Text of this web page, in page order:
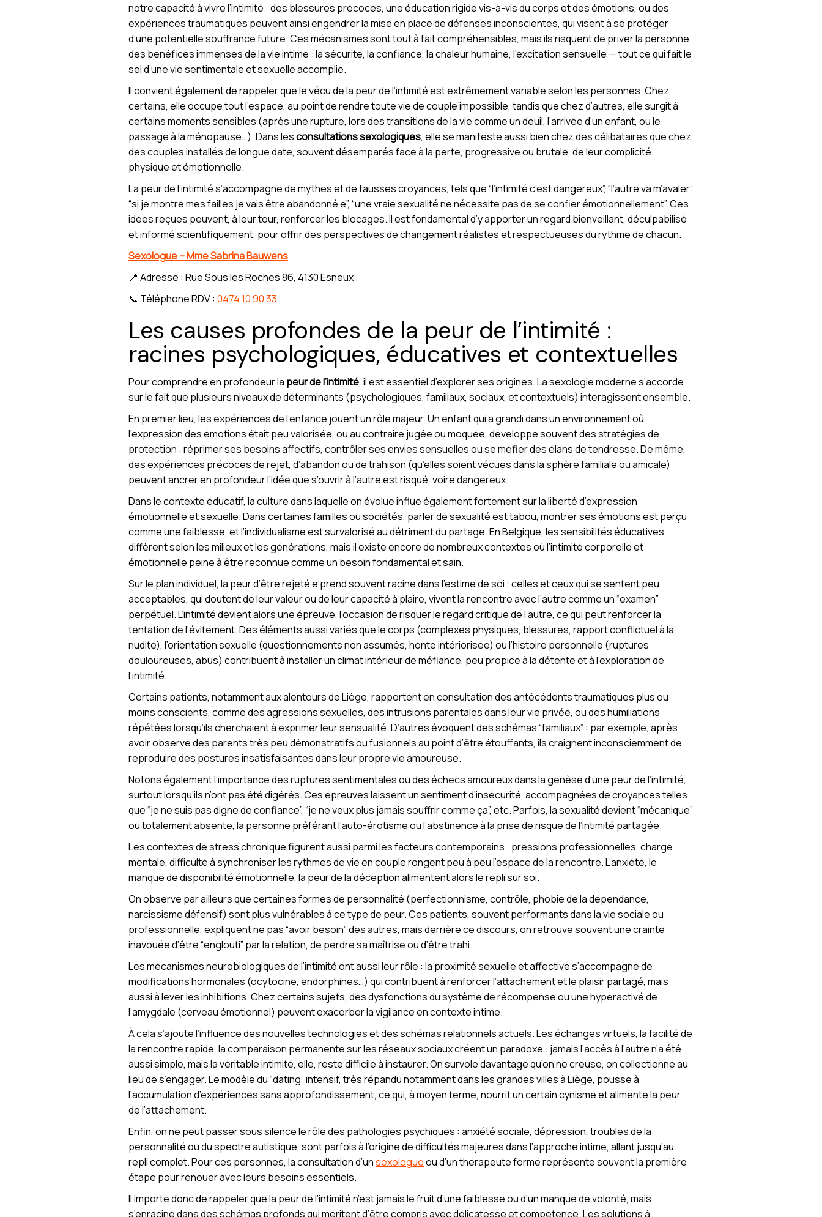
notre capacité à vivre l’intimité : des blessures précoces, une éducation rigide vis-à-vis du corps et des émotions, ou des
expériences traumatiques peuvent ainsi engendrer la mise en place de défenses inconscientes, qui visent à se protéger
d’une potentielle souffrance future. Ces mécanismes sont tout à fait compréhensibles, mais ils risquent de priver la personne
des bénéfices immenses de la vie intime : la sécurité, la confiance, la chaleur humaine, l’excitation sensuelle — tout ce qui fait le
sel d’une vie sentimentale et sexuelle accomplie.
Il convient également de rappeler que le vécu de la peur de l’intimité est extrêmement variable selon les personnes. Chez
certains, elle occupe tout l’espace, au point de rendre toute vie de couple impossible, tandis que chez d’autres, elle surgit à
certains moments sensibles (après une rupture, lors des transitions de la vie comme un deuil, l’arrivée d’un enfant, ou le
passage à la ménopause…). Dans lesconsultations sexologiques, elle se manifeste aussi bien chez des célibataires que chez
des couples installés de longue date, souvent désemparés face à la perte, progressive ou brutale, de leur complicité
physique et émotionnelle.
La peur de l’intimité s’accompagne de mythes et de fausses croyances, tels que “l’intimité c’est dangereux”, “l’autre va m’avaler”,
“si je montre mes failles je vais être abandonné·e”, “une vraie sexualité ne nécessite pas de se confier émotionnellement”. Ces
idées reçues peuvent, à leur tour, renforcer les blocages. Il est fondamental d’y apporter un regard bienveillant, déculpabilisé
et informé scientifiquement, pour offrir des perspectives de changement réalistes et respectueuses du rythme de chacun.
Sexologue – Mme Sabrina Bauwens
📍 Adresse : Rue Sous les Roches 86, 4130 Esneux
📞 Téléphone RDV : 0474 10 90 33
Les causes profondes de la peur de l’intimité :
racines psychologiques, éducatives et contextuelles
Pour comprendre en profondeur la peur de l’intimité, il est essentiel d’explorer ses origines. La sexologie moderne s’accorde
sur le fait que plusieurs niveaux de déterminants (psychologiques, familiaux, sociaux, et contextuels) interagissent ensemble.
En premier lieu, les expériences de l’enfance jouent un rôle majeur. Un enfant qui a grandi dans un environnement où
l’expression des émotions était peu valorisée, ou au contraire jugée ou moquée, développe souvent des stratégies de
protection : réprimer ses besoins affectifs, contrôler ses envies sensuelles ou se méfier des élans de tendresse. De même,
des expériences précoces de rejet, d’abandon ou de trahison (qu’elles soient vécues dans la sphère familiale ou amicale)
peuvent ancrer en profondeur l’idée que s’ouvrir à l’autre est risqué, voire dangereux.
Dans le contexte éducatif, la culture dans laquelle on évolue influe également fortement sur la liberté d’expression
émotionnelle et sexuelle. Dans certaines familles ou sociétés, parler de sexualité est tabou, montrer ses émotions est perçu
comme une faiblesse, et l’individualisme est survalorisé au détriment du partage. En Belgique, les sensibilités éducatives
diffèrent selon les milieux et les générations, mais il existe encore de nombreux contextes où l’intimité corporelle et
émotionnelle peine à être reconnue comme un besoin fondamental et sain.
Sur le plan individuel, la peur d’être rejeté·e prend souvent racine dans l’estime de soi : celles et ceux qui se sentent peu
acceptables, qui doutent de leur valeur ou de leur capacité à plaire, vivent la rencontre avec l’autre comme un “examen”
perpétuel. L’intimité devient alors une épreuve, l’occasion de risquer le regard critique de l’autre, ce qui peut renforcer la
tentation de l’évitement. Des éléments aussi variés que le corps (complexes physiques, blessures, rapport conflictuel à la
nudité), l’orientation sexuelle (questionnements non assumés, honte intériorisée) ou l’histoire personnelle (ruptures
douloureuses, abus) contribuent à installer un climat intérieur de méfiance, peu propice à la détente et à l’exploration de
l’intimité.
Certains patients, notamment aux alentours de Liège, rapportent en consultation des antécédents traumatiques plus ou
moins conscients, comme des agressions sexuelles, des intrusions parentales dans leur vie privée, ou des humiliations
répétées lorsqu’ils cherchaient à exprimer leur sensualité. D’autres évoquent des schémas “familiaux” : par exemple, après
avoir observé des parents très peu démonstratifs ou fusionnels au point d’être étouffants, ils craignent inconsciemment de
reproduire des postures insatisfaisantes dans leur propre vie amoureuse.
Notons également l’importance des ruptures sentimentales ou des échecs amoureux dans la genèse d’une peur de l’intimité,
surtout lorsqu’ils n’ont pas été digérés. Ces épreuves laissent un sentiment d’insécurité, accompagnées de croyances telles
que “je ne suis pas digne de confiance”, “je ne veux plus jamais souffrir comme ça”, etc. Parfois, la sexualité devient “mécanique”
ou totalement absente, la personne préférant l’auto-érotisme ou l’abstinence à la prise de risque de l’intimité partagée.
Les contextes de stress chronique figurent aussi parmi les facteurs contemporains : pressions professionnelles, charge
mentale, difficulté à synchroniser les rythmes de vie en couple rongent peu à peu l’espace de la rencontre. L’anxiété, le
manque de disponibilité émotionnelle, la peur de la déception alimentent alors le repli sur soi.
On observe par ailleurs que certaines formes de personnalité (perfectionnisme, contrôle, phobie de la dépendance,
narcissisme défensif) sont plus vulnérables à ce type de peur. Ces patients, souvent performants dans la vie sociale ou
professionnelle, expliquent ne pas “avoir besoin” des autres, mais derrière ce discours, on retrouve souvent une crainte
inavouée d’être “englouti” par la relation, de perdre sa maîtrise ou d’être trahi.
Les mécanismes neurobiologiques de l’intimité ont aussi leur rôle : la proximité sexuelle et affective s’accompagne de
modifications hormonales (ocytocine, endorphines…) qui contribuent à renforcer l’attachement et le plaisir partagé, mais
aussi à lever les inhibitions. Chez certains sujets, des dysfonctions du système de récompense ou une hyperactivé de
l’amygdale (cerveau émotionnel) peuvent exacerber la vigilance en contexte intime.
À cela s’ajoute l’influence des nouvelles technologies et des schémas relationnels actuels. Les échanges virtuels, la facilité de
la rencontre rapide, la comparaison permanente sur les réseaux sociaux créent un paradoxe : jamais l’accès à l’autre n’a été
aussi simple, mais la véritable intimité, elle, reste difficile à instaurer. On survole davantage qu’on ne creuse, on collectionne au
lieu de s’engager. Le modèle du “dating” intensif, très répandu notamment dans les grandes villes à Liège, pousse à
l’accumulation d’expériences sans approfondissement, ce qui, à moyen terme, nourrit un certain cynisme et alimente la peur
de l’attachement.
Enfin, on ne peut passer sous silence le rôle des pathologies psychiques : anxiété sociale, dépression, troubles de la
personnalité ou du spectre autistique, sont parfois à l’origine de difficultés majeures dans l’approche intime, allant jusqu’au
repli complet. Pour ces personnes, la consultation d’unsexologueou d’un thérapeute formé représente souvent la première
étape pour renouer avec leurs besoins essentiels.
Il importe donc de rappeler que la peur de l’intimité n’est jamais le fruit d’une faiblesse ou d’un manque de volonté, mais
s’enracine dans des schémas profonds qui méritent d’être compris avec délicatesse et compétence. Les solutions à